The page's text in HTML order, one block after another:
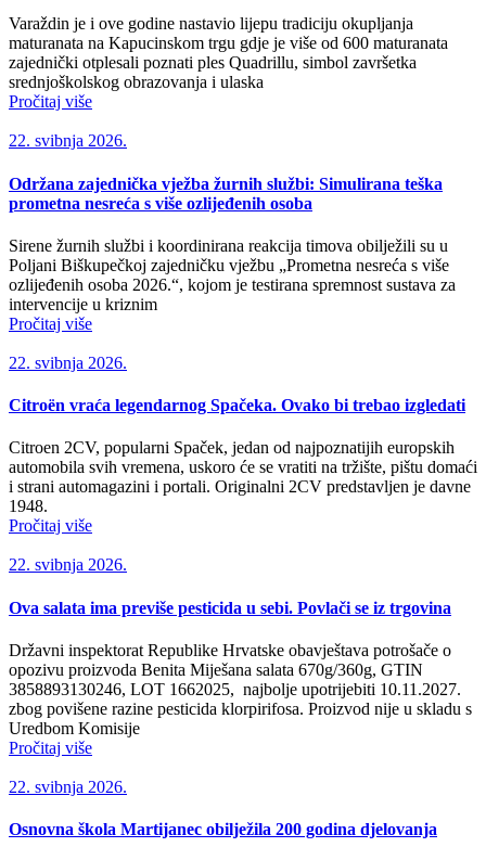
Varaždin je i ove godine nastavio lijepu tradiciju okupljanja
maturanata na Kapucinskom trgu gdje je više od 600 maturanata
zajednički otplesali poznati ples Quadrillu, simbol završetka
srednjoškolskog obrazovanja i ulaska
Pročitaj više
22. svibnja 2026.
Održana zajednička vježba žurnih službi: Simulirana teška
prometna nesreća s više ozlijeđenih osoba
Sirene žurnih službi i koordinirana reakcija timova obilježili su u
Poljani Biškupečkoj zajedničku vježbu „Prometna nesreća s više
ozlijeđenih osoba 2026.“, kojom je testirana spremnost sustava za
intervencije u kriznim
Pročitaj više
22. svibnja 2026.
Citroën vraća legendarnog Spačeka. Ovako bi trebao izgledati
Citroen 2CV, popularni Spaček, jedan od najpoznatijih europskih
automobila svih vremena, uskoro će se vratiti na tržište, pištu domaći
i strani automagazini i portali. Originalni 2CV predstavljen je davne
1948.
Pročitaj više
22. svibnja 2026.
Ova salata ima previše pesticida u sebi. Povlači se iz trgovina
Državni inspektorat Republike Hrvatske obavještava potrošače o
opozivu proizvoda Benita Miješana salata 670g/360g, GTIN
3858893130246, LOT 1662025, najbolje upotrijebiti 10.11.2027.
zbog povišene razine pesticida klorpirifosa. Proizvod nije u skladu s
Uredbom Komisije
Pročitaj više
22. svibnja 2026.
Osnovna škola Martijanec obilježila 200 godina djelovanja